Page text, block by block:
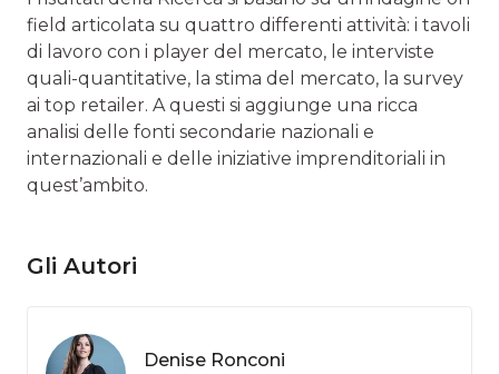
field articolata su quattro differenti attività: i tavoli
di lavoro con i player del mercato, le interviste
quali-quantitative, la stima del mercato, la survey
ai top retailer. A questi si aggiunge una ricca
analisi delle fonti secondarie nazionali e
internazionali e delle iniziative imprenditoriali in
quest’ambito.
Gli Autori
Denise Ronconi